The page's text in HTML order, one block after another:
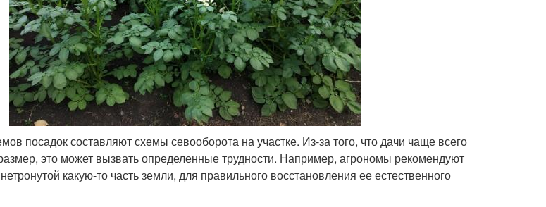
посадок составляют схемы севооборота на участке. Из-за того, что дачи чаще всего
это может вызвать определенные трудности. Например, агрономы рекомендуют
какую-то часть земли, для правильного восстановления ее естественного